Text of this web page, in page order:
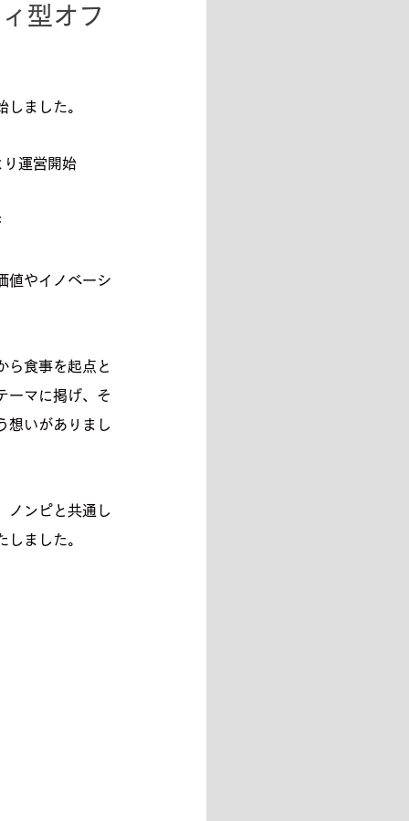
型オフ
ました。
運営開始
値やイノベーシ
ら食事を起点と
ーマに掲げ、そ
想いがありまし
ノンピと共通し
ました。